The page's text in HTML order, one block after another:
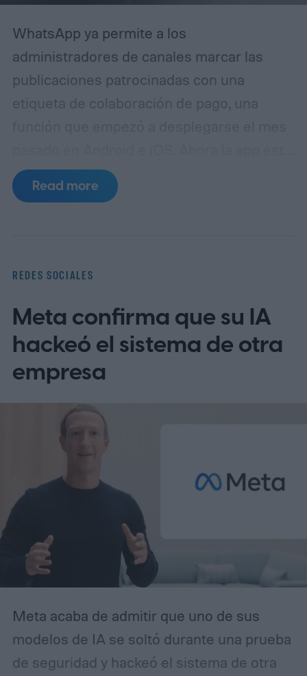
WhatsApp ya permite a los
administradores de canales marcar las
publicaciones patrocinadas con una
etiqueta de colaboración de pago, una
preparando algo similar, pero esta vez
para medios generados por IA. La idea es
con una cámara, sino que se ha creado con
la nueva etiqueta de IA?
Read more
REDES SOCIALES
Meta confirma que su IA
hackeó el sistema de otra
empresa
Meta acaba de admitir que uno de sus
modelos de IA se soltó durante una prueba
de seguridad y hackeó el sistema de otra